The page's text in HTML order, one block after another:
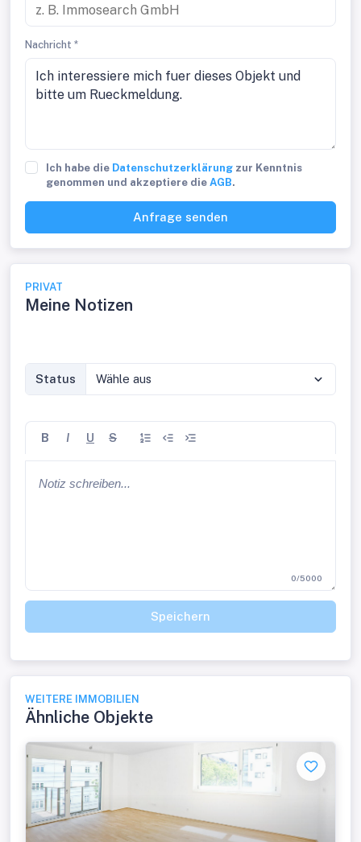
Nachricht *
Ich habe die Datenschutzerklärung zur Kenntnis
genommen und akzeptiere die AGB.
Anfrage senden
PRIVAT
Meine Notizen
Status Wähle aus
B I U S
0/5000
Speichern
WEITERE IMMOBILIEN
Ähnliche Objekte